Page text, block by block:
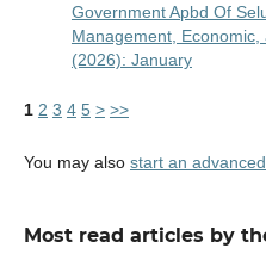
Government Apbd Of
Management, Economic,
(2026): January
1 2 3 4 5 > >>
You may also start an
Most read articles by